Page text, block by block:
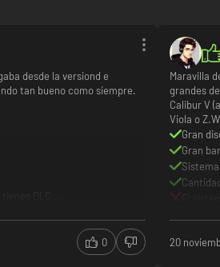
desde la versiond e
tan bueno como siempre.
0
Maravilla
grandes
Calibur V
Viola o
Gran
Gran
20